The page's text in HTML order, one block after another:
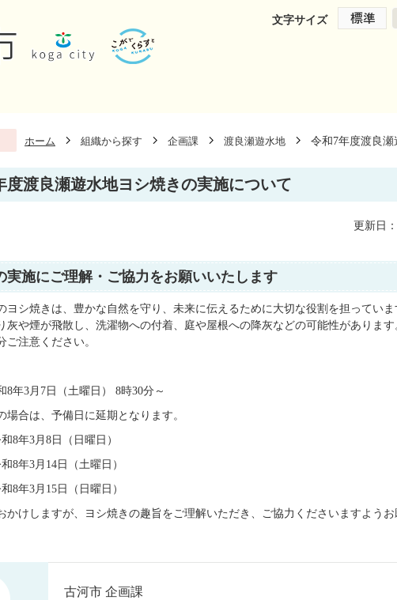
文字サイズ
ホーム 組織から探す 企画課 渡良瀬遊水地 令和7年度渡良
度渡良瀬遊水地ヨシ焼きの実施について
更新日
実施にご理解・ご協力をお願いいたします
ヨシ焼きは、豊かな自然を守り、未来に伝えるために大切な役割を担ってい
灰や煙が飛散し、洗濯物への付着、庭や屋根への降灰などの可能性がありま
ご注意ください。
8年3月7日（土曜日） 8時30分～
場合は、予備日に延期となります。
8年3月8日（日曜日）
8年3月14日（土曜日）
8年3月15日（日曜日）
かけしますが、ヨシ焼きの趣旨をご理解いただき、ご協力くださいますようお
古河市 企画課